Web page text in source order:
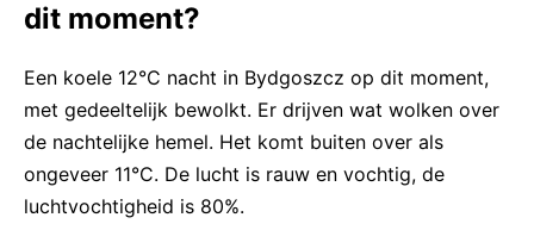
dit moment?
Een koele 12°C nacht in Bydgoszcz op dit moment,
met gedeeltelijk bewolkt. Er drijven wat wolken over
de nachtelijke hemel. Het komt buiten over als
ongeveer 11°C. De lucht is rauw en vochtig, de
luchtvochtigheid is 80%.